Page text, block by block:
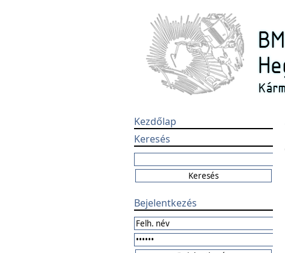
Kezdőlap
Keresés
Bejelentkezés